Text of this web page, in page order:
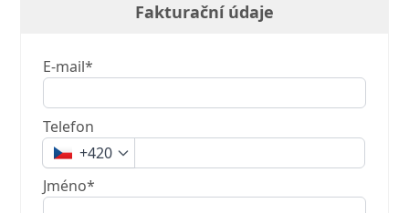
Fakturační údaje
E-mail*
Telefon
+420
Jméno*